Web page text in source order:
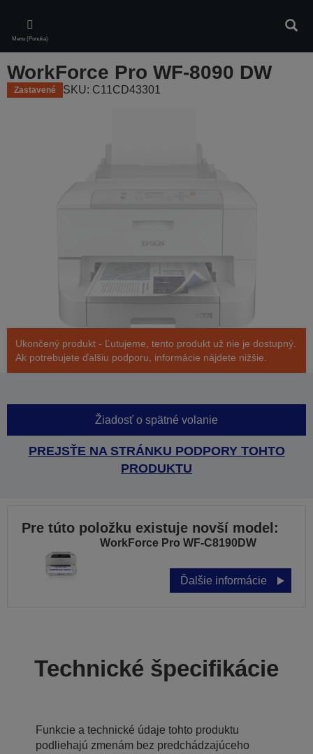
main
content
Menu (Ponuka)
WorkForce Pro WF-8090 DW
Zastavené SKU: C11CD43301
Ukončený produkt - Ľutujeme, tento produkt už nie je dostupný.
Ak potrebujete ďalšiu podporu, informácie nájdete nižšie.
Žiadosť o spätné volanie
PREJSŤE NA STRÁNKU PODPORY TOHTO
PRODUKTU
Pre túto položku existuje novší model:
WorkForce Pro WF-C8190DW
Ďalšie informácie
Technické špecifikácie
Funkcie a technické údaje tohto produktu
podliehajú zmenám bez predchádzajúceho